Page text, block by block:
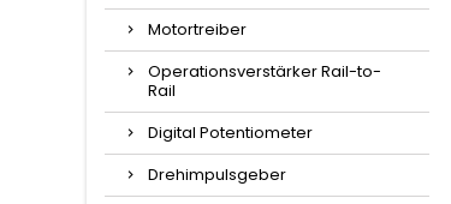
Motortreiber
Operationsverstärker Rail-to-
Rail
Digital Potentiometer
Drehimpulsgeber